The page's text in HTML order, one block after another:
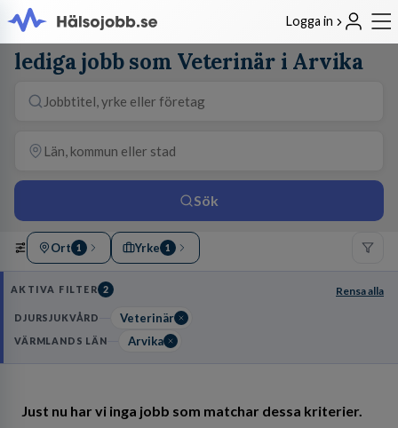
Logga in
lediga jobb som Veterinär i Arvika
Sök
Ort 1 Yrke 1
AKTIVA FILTER 2 Rensa alla
DJURSJUKVÅRD Veterinär
VÄRMLANDS LÄN Arvika
Just nu har vi inga jobb som matchar dessa kriterier.